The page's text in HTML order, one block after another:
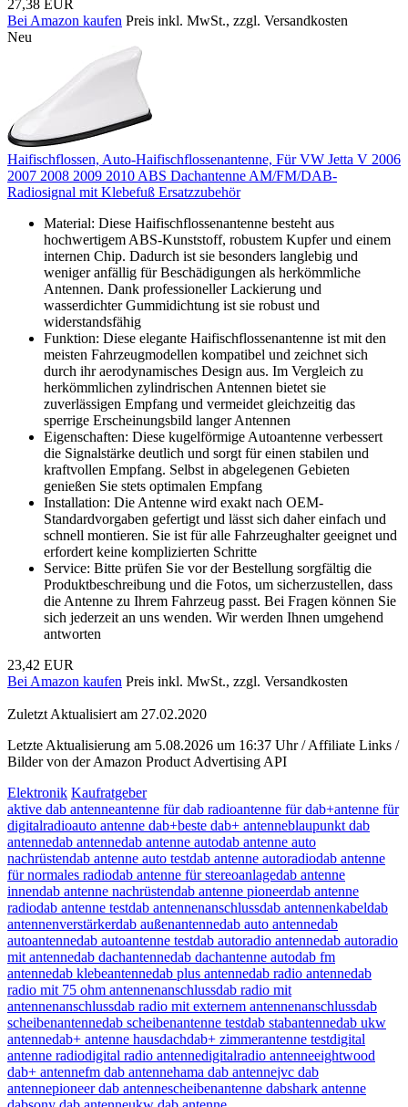
27,38 EUR
Bei Amazon kaufen Preis inkl. MwSt., zzgl. Versandkosten
Neu
Haifischflossen, Auto-Haifischflossenantenne, Für VW Jetta V 2006
2007 2008 2009 2010 ABS Dachantenne AM/FM/DAB-
Radiosignal mit Klebefuß Ersatzzubehör
Material: Diese Haifischflossenantenne besteht aus
hochwertigem ABS-Kunststoff, robustem Kupfer und einem
internen Chip. Dadurch ist sie besonders langlebig und
weniger anfällig für Beschädigungen als herkömmliche
Antennen. Dank professioneller Lackierung und
wasserdichter Gummidichtung ist sie robust und
widerstandsfähig
Funktion: Diese elegante Haifischflossenantenne ist mit den
meisten Fahrzeugmodellen kompatibel und zeichnet sich
durch ihr aerodynamisches Design aus. Im Vergleich zu
herkömmlichen zylindrischen Antennen bietet sie
zuverlässigen Empfang und vermeidet gleichzeitig das
sperrige Erscheinungsbild langer Antennen
Eigenschaften: Diese kugelförmige Autoantenne verbessert
die Signalstärke deutlich und sorgt für einen stabilen und
kraftvollen Empfang. Selbst in abgelegenen Gebieten
genießen Sie stets optimalen Empfang
Installation: Die Antenne wird exakt nach OEM-
Standardvorgaben gefertigt und lässt sich daher einfach und
schnell montieren. Sie ist für alle Fahrzeughalter geeignet und
erfordert keine komplizierten Schritte
Service: Bitte prüfen Sie vor der Bestellung sorgfältig die
Produktbeschreibung und die Fotos, um sicherzustellen, dass
die Antenne zu Ihrem Fahrzeug passt. Bei Fragen können Sie
sich jederzeit an uns wenden. Wir werden Ihnen umgehend
antworten
23,42 EUR
Bei Amazon kaufen Preis inkl. MwSt., zzgl. Versandkosten
Zuletzt Aktualisiert am 27.02.2020
Letzte Aktualisierung am 5.08.2026 um 16:37 Uhr / Affiliate Links /
Bilder von der Amazon Product Advertising API
Elektronik Kaufratgeber
aktive dab antenneantenne für dab radioantenne für dab+antenne für
digitalradioauto antenne dab+beste dab+ antenneblaupunkt dab
antennedab antennedab antenne autodab antenne auto
nachrüstendab antenne auto testdab antenne autoradiodab antenne
für normales radiodab antenne für stereoanlagedab antenne
innendab antenne nachrüstendab antenne pioneerdab antenne
radiodab antenne testdab antennenanschlussdab antennenkabeldab
antennenverstärkerdab außenantennedab auto antennedab
autoantennedab autoantenne testdab autoradio antennedab autoradio
mit antennedab dachantennedab dachantenne autodab fm
antennedab klebeantennedab plus antennedab radio antennedab
radio mit 75 ohm antennenanschlussdab radio mit
antennenanschlussdab radio mit externem antennenanschlussdab
scheibenantennedab scheibenantenne testdab stabantennedab ukw
antennedab+ antenne hausdachdab+ zimmerantenne testdigital
antenne radiodigital radio antennedigitalradio antenneeightwood
dab+ antennefm dab antennehama dab antennejvc dab
antennepioneer dab antennescheibenantenne dabshark antenne